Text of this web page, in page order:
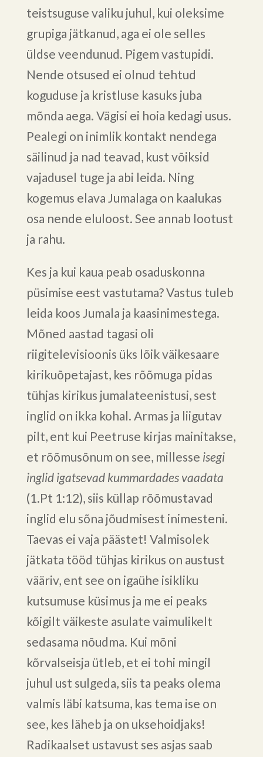
teistsuguse valiku juhul, kui oleksime
grupiga jätkanud, aga ei ole selles
üldse veendunud. Pigem vastupidi.
Nende otsused ei olnud tehtud
koguduse ja kristluse kasuks juba
mõnda aega. Vägisi ei hoia kedagi usus.
Pealegi on inimlik kontakt nendega
säilinud ja nad teavad, kust võiksid
vajadusel tuge ja abi leida. Ning
kogemus elava Jumalaga on kaalukas
osa nende eluloost. See annab lootust
ja rahu.
Kes ja kui kaua peab osaduskonna
püsimise eest vastutama? Vastus tuleb
leida koos Jumala ja kaasinimestega.
Mõned aastad tagasi oli
riigitelevisioonis üks lõik väikesaare
kirikuõpetajast, kes rõõmuga pidas
tühjas kirikus jumalateenistusi, sest
inglid on ikka kohal. Armas ja liigutav
pilt, ent kui Peetruse kirjas mainitakse,
et rõõmusõnum on see, millesse isegi
inglid igatsevad kummardades vaadata
(1.Pt 1:12), siis küllap rõõmustavad
inglid elu sõna jõudmisest inimesteni.
Taevas ei vaja päästet! Valmisolek
jätkata tööd tühjas kirikus on austust
vääriv, ent see on igaühe isikliku
kutsumuse küsimus ja me ei peaks
kõigilt väikeste asulate vaimulikelt
sedasama nõudma. Kui mõni
kõrvalseisja ütleb, et ei tohi mingil
juhul ust sulgeda, siis ta peaks olema
valmis läbi katsuma, kas tema ise on
see, kes läheb ja on uksehoidjaks!
Radikaalset ustavust ses asjas saab